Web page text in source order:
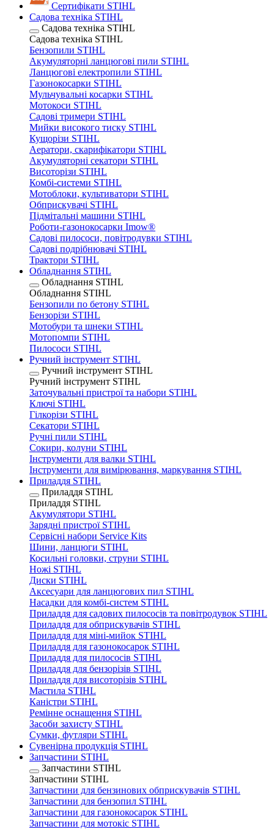
Сертифікати STIHL
Садова техніка STIHL
Садова техніка STIHL
Садова техніка STIHL
Бензопили STIHL
Акумуляторні ланцюгові пили STIHL
Ланцюгові електропили STIHL
Газонокосарки STIHL
Мульчувальні косарки STIHL
Мотокоси STIHL
Садові тримери STIHL
Мийки високого тиску STIHL
Кущорізи STIHL
Аератори, скарифікатори STIHL
Акумуляторні секатори STIHL
Висоторізи STIHL
Комбі-системи STIHL
Мотоблоки, культиватори STIHL
Обприскувачі STIHL
Підмітальні машини STIHL
Роботи-газонокосарки Imow®
Садові пилососи, повітродувки STIHL
Садові подрібнювачі STIHL
Трактори STIHL
Обладнання STIHL
Обладнання STIHL
Обладнання STIHL
Бензопили по бетону STIHL
Бензорізи STIHL
Мотобури та шнеки STIHL
Мотопомпи STIHL
Пилососи STIHL
Ручний інструмент STIHL
Ручний інструмент STIHL
Ручний інструмент STIHL
Заточувальні пристрої та набори STIHL
Ключі STIHL
Гілкорізи STIHL
Секатори STIHL
Ручні пили STIHL
Сокири, колуни STIHL
Інструменти для валки STIHL
Інструменти для вимірювання, маркування STIHL
Приладдя STIHL
Приладдя STIHL
Приладдя STIHL
Акумулятори STIHL
Зарядні пристрої STIHL
Сервісні набори Service Kits
Шини, ланцюги STIHL
Косильні головки, струни STIHL
Ножі STIHL
Диски STIHL
Аксесуари для ланцюгових пил STIHL
Насадки для комбі-систем STIHL
Приладдя для садових пилососів та повітродувок STIHL
Приладдя для обприскувачів STIHL
Приладдя для міні-мийок STIHL
Приладдя для газонокосарок STIHL
Приладдя для пилососів STIHL
Приладдя для бензорізів STIHL
Приладдя для висоторізів STIHL
Мастила STIHL
Каністри STIHL
Ремінне оснащення STIHL
Засоби захисту STIHL
Сумки, футляри STIHL
Сувенірна продукція STIHL
Запчастини STIHL
Запчастини STIHL
Запчастини STIHL
Запчастини для бензинових обприскувачів STIHL
Запчастини для бензопил STIHL
Запчастини для газонокосарок STIHL
Запчастини для мотокіс STIHL